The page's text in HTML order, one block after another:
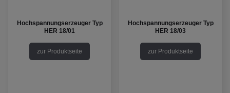
Hochspannungserzeuger Typ
HER 18/01
zur Produktseite
Hochspannungserzeuger Typ
HER 18/03
zur Produktseite